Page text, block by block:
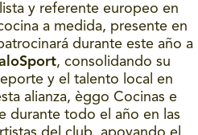
y referente europeo en
a medida, presente en
durante este año a
, consolidando su
y el talento local en
alianza, èggo Cocinas e
durante todo el año en las